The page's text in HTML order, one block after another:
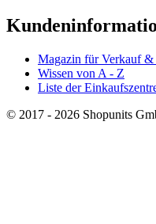
Magazin für Verkauf &
Wissen von A - Z
Liste der
© 2017 - 2026 Shopunits